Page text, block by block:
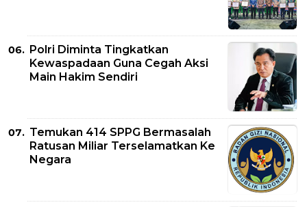
Polri Diminta Tingkatkan
Kewaspadaan Guna Cegah Aksi
Main Hakim Sendiri
Temukan 414 SPPG Bermasalah
Ratusan Miliar Terselamatkan Ke
Negara